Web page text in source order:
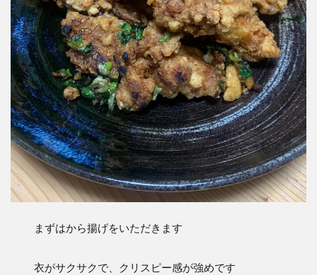
まずはから揚げをいただきます
衣がサクサクで、クリスピー感が強めです